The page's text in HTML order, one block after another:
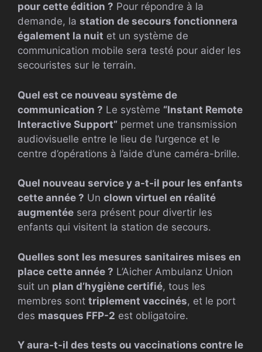
pour cette édition ? Pour répondre à la
demande, la station de secours fonctionnera
également la nuit et un système de
communication mobile sera testé pour aider les
secouristes sur le terrain.
Quel est ce nouveau système de
communication ? Le système “Instant Remote
Interactive Support” permet une transmission
audiovisuelle entre le lieu de l’urgence et le
centre d’opérations à l’aide d’une caméra-brille.
Quel nouveau service y a-t-il pour les enfants
cette année ? Un clown virtuel en réalité
augmentée sera présent pour divertir les
enfants qui visitent la station de secours.
Quelles sont les mesures sanitaires mises en
place cette année ? L’Aicher Ambulanz Union
suit un plan d’hygiène certifié, tous les
membres sont triplement vaccinés, et le port
des masques FFP-2 est obligatoire.
Y aura-t-il des tests ou vaccinations contre le